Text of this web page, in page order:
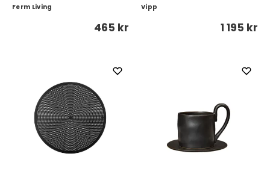
Ferm Living
465 kr
Vipp
1 195 kr